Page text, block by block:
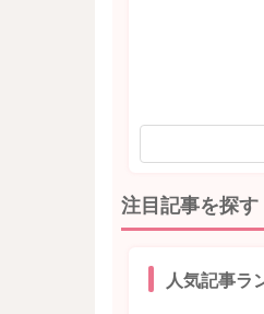
注目記事を探す
人気記事ラ